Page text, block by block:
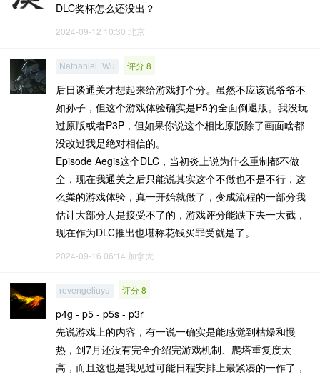
DLC奖杯怎么还没出？
2024-09-12 10:30 北京
Nathaniel_Wu 评分 8
后日谈通关才想起来给游戏打个分。虽然不应该说爷爷不
如孙子，但这个游戏体验确实是P5的全面倒退版。我没玩
过原版或者P3P，但如果你说这个相比原版除了画面啥都
没改过我是绝对相信的。
Episode Aegis这个DLC，当初炎上说为什么重制都不做
全，现在我通关之后只能说其实这个不做也不是不行，这
么粪的游戏体验，真一开始就做了，变成流程的一部分我
估计大部分人是接受不了的，游戏评分能跌下去一大截，
现在作为DLC推出也堪称花钱买罪受就是了。
2024-09-16 06:14 加拿大
revengeliuyu 评分 8
p4g - p5 - p5s - p3r
先说游戏上的内容，有一说一确实是能感觉到枯燥和慢
热，到7月还没有完全介绍完游戏机制、爬塔重复度太
高，而且这也是我见过可能日程安排上最紧凑的一作了，